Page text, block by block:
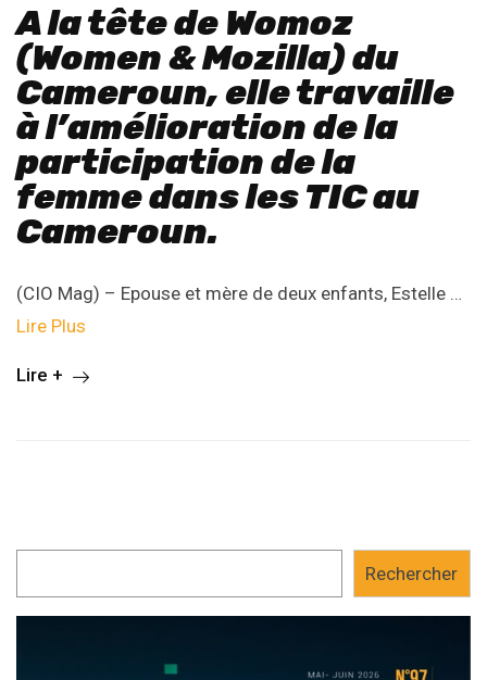
A la tête de Womoz
(Women & Mozilla) du
Cameroun, elle travaille
à l’amélioration de la
participation de la
femme dans les TIC au
Cameroun.
(CIO Mag) – Epouse et mère de deux enfants, Estelle …
Lire Plus
Lire +
Rechercher